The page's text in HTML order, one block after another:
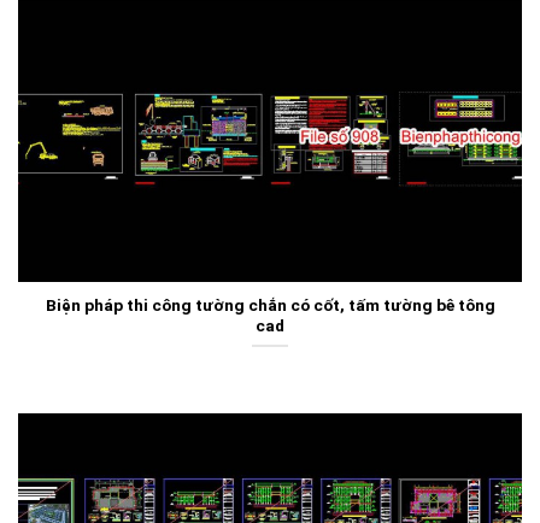
Biện pháp thi công tường chắn có cốt, tấm tường bê tông
cad